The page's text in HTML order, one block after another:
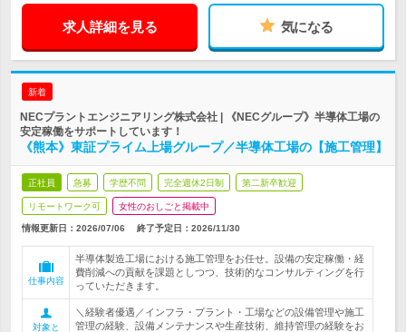
求人詳細を見る 気になる
新着
NECプラントエンジニアリング株式会社 | 《NECグループ》半導体工場の
安定稼働をサポートしています！
《熊本》東証プライム上場グループ／半導体工場の【施工管理】
正社員 急募 学歴不問 完全週休2日制 第二新卒歓迎
リモートワーク可 女性のおしごと掲載中
情報更新日：2026/07/06 終了予定日： 2026/11/30
仕事内容
半導体製造工場における施工管理をお任せ。設備の安定稼働・経
費削減への貢献を課題としつつ、技術的なコンサルティングを行
っていただきます。
対象と
＼経験者優遇／インフラ・プラント・工場などの設備管理や施工
管理の経験、設備メンテナンスや生産技術、維持管理の経験をお